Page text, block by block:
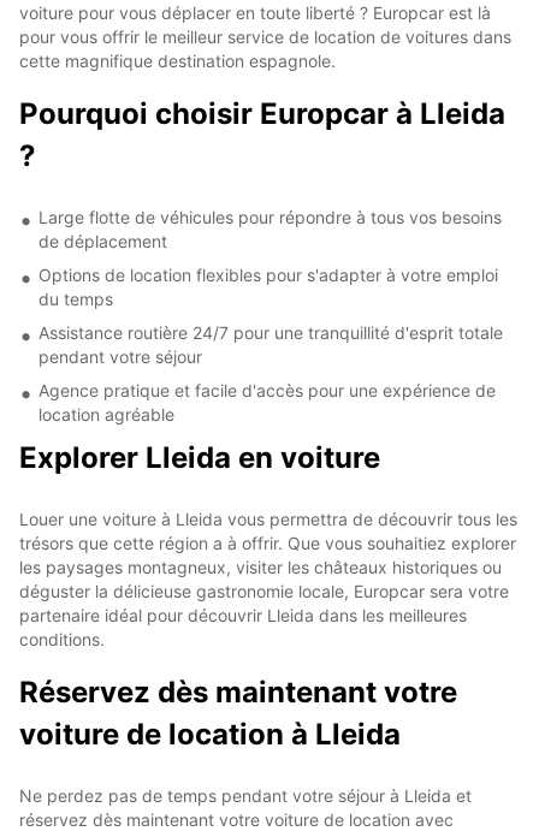
voiture pour vous déplacer en toute liberté ? Europcar est là
pour vous offrir le meilleur service de location de voitures dans
cette magnifique destination espagnole.
Pourquoi choisir Europcar à Lleida
?
Large flotte de véhicules pour répondre à tous vos besoins
de déplacement
Options de location flexibles pour s'adapter à votre emploi
du temps
Assistance routière 24/7 pour une tranquillité d'esprit totale
pendant votre séjour
Agence pratique et facile d'accès pour une expérience de
location agréable
Explorer Lleida en voiture
Louer une voiture à Lleida vous permettra de découvrir tous les
trésors que cette région a à offrir. Que vous souhaitiez explorer
les paysages montagneux, visiter les châteaux historiques ou
déguster la délicieuse gastronomie locale, Europcar sera votre
partenaire idéal pour découvrir Lleida dans les meilleures
conditions.
Réservez dès maintenant votre
voiture de location à Lleida
Ne perdez pas de temps pendant votre séjour à Lleida et
réservez dès maintenant votre voiture de location avec